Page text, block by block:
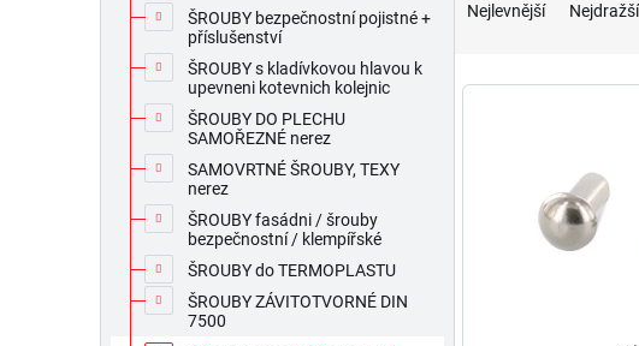
ŠROUBY bezpečnostní pojistné +
příslušenství
ŠROUBY s kladívkovou hlavou k
upevneni kotevnich kolejnic
ŠROUBY DO PLECHU
SAMOŘEZNÉ nerez
SAMOVRTNÉ ŠROUBY, TEXY
nerez
ŠROUBY fasádni / šrouby
bezpečnostní / klempířské
ŠROUBY do TERMOPLASTU
ŠROUBY ZÁVITOTVORNÉ DIN
7500
n
Nejlevnější Nejdražší
V